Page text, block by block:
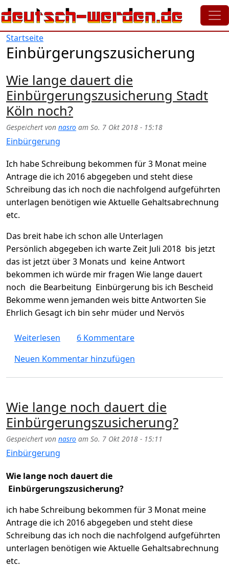
Direkt zum Inhalt
Startseite
Einbürgerungszusicherung
Wie lange dauert die
Einbürgerungszusicherung Stadt
Köln noch?
Gespeichert von nasro am So. 7 Okt 2018 - 15:18
Einbürgerung
Ich habe Schreibung bekommen für 3 Monat meine
Antrage die ich 2016 abgegeben und steht diese
Schreibung das ich noch die nachfolgend aufgeführten
unterlagen benötigen wie Aktuelle Gehaltsabrechnung
etc.
Das breit habe ich schon alle Unterlagen
Persönlich abgegeben ich warte Zeit Juli 2018 bis jetzt
das ist jetzt über 3 Monats und keine Antwort
bekommen ich würde mir fragen Wie lange dauert
noch die Bearbeitung Einbürgerung bis ich Bescheid
Bekomme wenn jemanden weis bitte Antworten Sie
Ehrlich Gesagt ich bin sehr müder und Nervös
Weiterlesen über Wie lange dauert die
6 Kommentare
Neuen Kommentar hinzufügen
Wie lange noch dauert die
Einbürgerungszusicherung?
Gespeichert von nasro am So. 7 Okt 2018 - 15:11
Einbürgerung
Wie lange noch dauert die
Einbürgerungszusicherung?
ich habe Schreibung bekommen für 3 Monat meine
Antrage die ich 2016 abgegeben und steht diese
Schreibung das ich noch die nachfolgend aufgeführten
unterlagen benötigen wie Aktuelle Gehaltsabrechnung
etc.